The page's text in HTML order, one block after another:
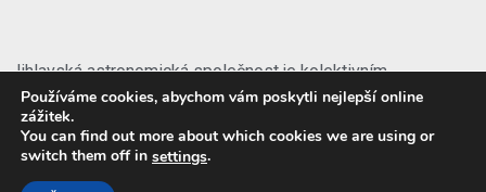
Jihlavská astronomická společnost je kolektivním
členemČeské astronomické společnosti .
Používáme cookies, abychom vám poskytli nejlepší online
zážitek.
You can find out more about which cookies we are using or
switch them off in settings.